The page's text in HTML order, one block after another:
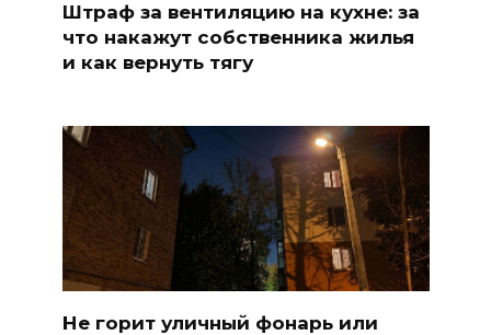
Штраф за вентиляцию на кухне: за
что накажут собственника жилья
и как вернуть тягу
Не горит уличный фонарь или